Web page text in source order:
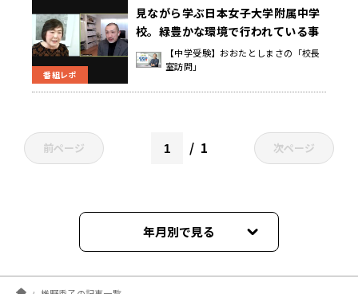
番組レポ
見ながら学ぶ日本女子大学附属中学
校。緑豊かな環境で行われている事
とは？
【中学受験】おおたとしまさの「校長
室訪問」
前ページ 1 次ページ
年月別で見る
2022年02月